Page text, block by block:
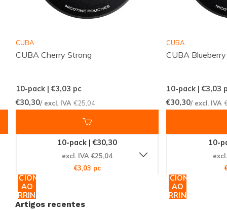
promete satisfazer até os paladares mais exigentes.
Não deixe essa oportunidade passar. Adquira agora
do mundo confiam na Snussie.com para suas
CUBA
CUBA Cherry Strong
10-pack | €3,03 pc
€30,30/ excl. IVA€25,04
10-pack | €30,30
excl. IVA €25,04
€3,03 pc
ADICIONAR
AO
CARRINHO
CUBA
CUBA
10-pack | €3,03
€30,30/ excl. IVA
10-
ADICIONAR
AO
CARRINHO
Artigos recentes